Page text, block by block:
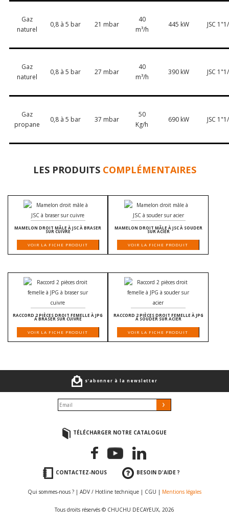
Gaz
naturel
0,8 à 5 bar 21 mbar
40
m³/h
445 kW JSC
Gaz
naturel
0,8 à 5 bar 27 mbar
40
m³/h
390 kW JSC
Gaz
propane
0,8 à 5 bar 37 mbar
50
Kg/h
690 kW JSC
LES PRODUITS COMPLÉMENTAIRES
MAMELON DROIT MÂLE À JSC À BRASER
SUR CUIVRE
VOIR LA FICHE PRODUIT
MAMELON DROIT MÂLE À JSC À SOUDER
SUR ACIER
VOIR LA FICHE PRODUIT
RACCORD 2 PIÈCES DROIT FEMELLE À JPG
À BRASER SUR CUIVRE
VOIR LA FICHE PRODUIT
RACCORD 2 PIÈCES DROIT FEMELLE À JPG
À SOUDER SUR ACIER
VOIR LA FICHE PRODUIT
s’abonner à la newsletter
TÉLÉCHARGER NOTRE CATALOGUE
CONTACTEZ-NOUS BESOIN D'AIDE ?
Qui sommes-nous ? | ADV / Hotline technique | CGU | Mentions légales
Tous droits réservés © CHUCHU DECAYEUX, 2026